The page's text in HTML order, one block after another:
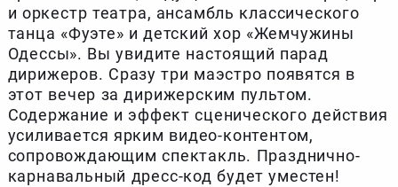
и оркестр театра, ансамбль классического
танца «Фуэте» и детский хор «Жемчужины
Одессы». Вы увидите настоящий парад
дирижеров. Сразу три маэстро появятся в
этот вечер за дирижерским пультом.
Содержание и эффект сценического действия
усиливается ярким видео-контентом,
сопровождающим спектакль. Празднично-
карнавальный дресс-код будет уместен!